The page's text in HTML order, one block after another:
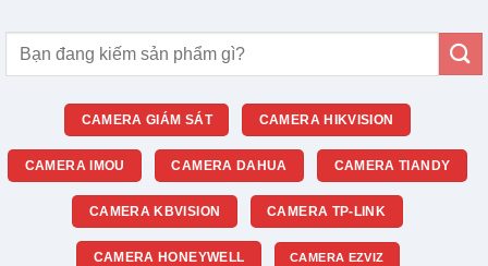
Tìm
kiếm:
CAMERA GIÁM SÁT CAMERA HIKVISION
CAMERA IMOU CAMERA DAHUA CAMERA TIANDY
CAMERA KBVISION CAMERA TP-LINK
CAMERA HONEYWELL CAMERA EZVIZ